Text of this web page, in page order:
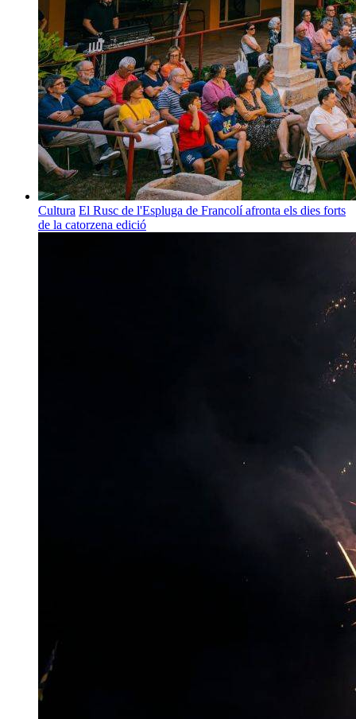
Cultura El Rusc de l'Espluga de Francolí afronta els dies forts
de la catorzena edició